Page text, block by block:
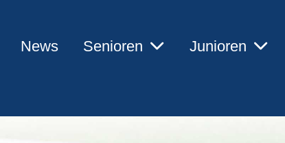
News Senioren Junioren